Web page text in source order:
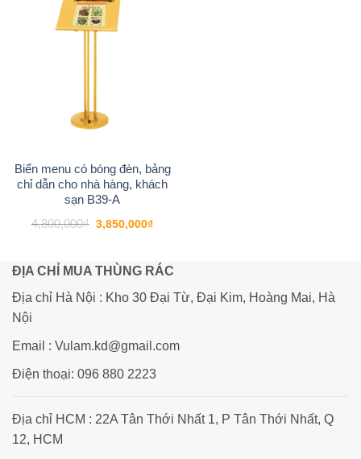
Biển menu có bóng đèn, bảng
chỉ dẫn cho nhà hàng, khách
sạn B39-A
4,800,000₫ Giá
gốc
3,850,000₫Giá
3,850,000₫.
ĐỊA CHỈ MUA THÙNG RÁC
Địa chỉ Hà Nội : Kho 30 Đại Từ, Đại Kim, Hoàng Mai, Hà
Nội
Email : Vulam.kd@gmail.com
Điện thoại: 096 880 2223
Địa chỉ HCM : 22A Tân Thới Nhất 1, P Tân Thới Nhất, Q
12, HCM